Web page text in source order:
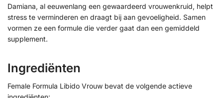
Damiana, al eeuwenlang een gewaardeerd vrouwenkruid, helpt
stress te verminderen en draagt bij aan gevoeligheid. Samen
vormen ze een formule die verder gaat dan een gemiddeld
supplement.
Ingrediënten
Female Formula Libido Vrouw bevat de volgende actieve